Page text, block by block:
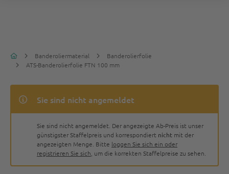
Banderoliermaterial
Banderolierfolie
ATS-Banderolierfolie FTN 100 mm
Sie sind nicht angemeldet
Sie sind nicht angemeldet. Der angezeigte Ab-Preis ist unser
günstigster Staffelpreis und korrespondiert nicht mit der
angezeigten Menge. Bitte loggen Sie sich ein oder
registrieren Sie sich , um die korrekten Staffelpreise zu sehen.